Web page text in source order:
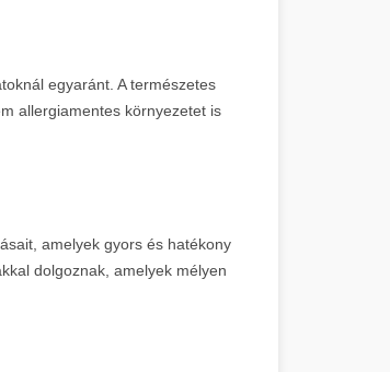
egyaránt. A természetes
allergiamentes környezetet is
amelyek gyors és hatékony
dolgoznak, amelyek mélyen